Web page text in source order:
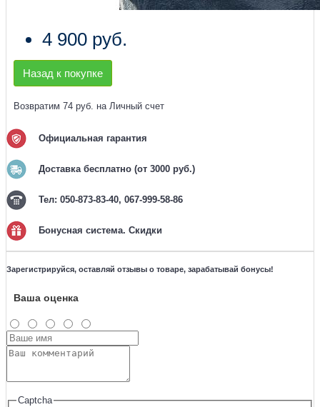
4 900 руб.
Назад к покупке
Возвратим 74 руб. на Личный счет
Официальная гарантия
Доставка бесплатно (от 3000 руб.)
Тел: 050-873-83-40, 067-999-58-86
Бонусная система. Скидки
Зарегистрируйся, оставляй отзывы о товаре, зарабатывай бонусы!
Ваша оценка
Captcha